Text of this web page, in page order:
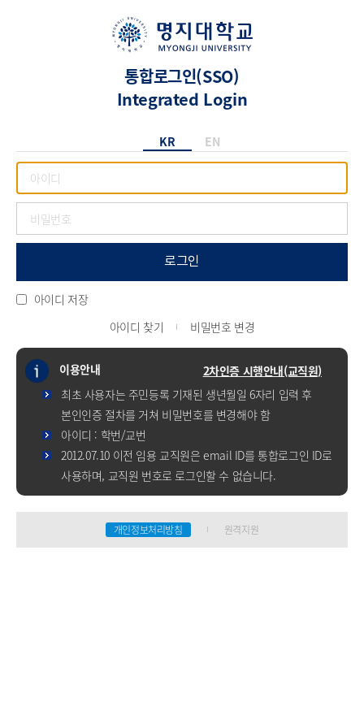
통합로그인(SSO)
Integrated Login
KR EN
로그인
아이디 저장
아이디 찾기
비밀번호 변경
이용안내
2차인증 시행안내(교직원)
최초 사용자는 주민등록 기재된 생년월일 6자리 입력 후
본인인증 절차를 거쳐 비밀번호를 변경해야 함
아이디 : 학번/교번
2012.07.10 이전 임용 교직원은 email ID를 통합로그인 ID로
사용하며, 교직원 번호로 로그인할 수 없습니다.
개인정보처리방침 원격지원